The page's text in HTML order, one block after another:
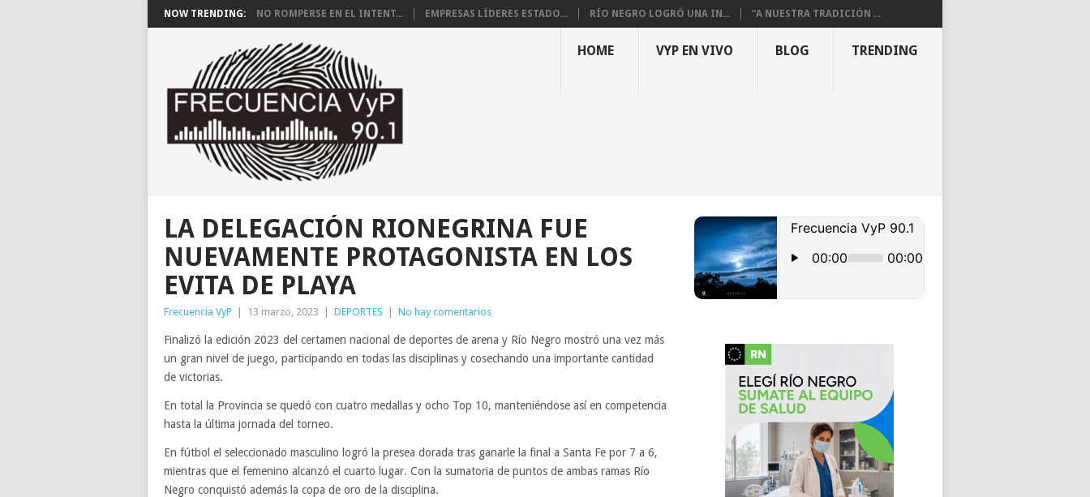
NOW TRENDING: NO ROMPERSE EN EL INTENT... EMPRESAS LÍDERES ESTADO... RÍO NEGRO LOGRÓ UNA IN... “A NUESTRA TRADICIÓN ...
HOME VYP EN VIVO BLOG TRENDING
LA DELEGACIÓN RIONEGRINA FUE
NUEVAMENTE PROTAGONISTA EN LOS
EVITA DE PLAYA
Frecuencia VyP 13 marzo, 2023 DEPORTES No hay comentarios
Finalizó la edición 2023 del certamen nacional de deportes de arena y Río Negro mostró una vez más
un gran nivel de juego, participando en todas las disciplinas y cosechando una importante cantidad
de victorias.
En total la Provincia se quedó con cuatro medallas y ocho Top 10, manteniéndose así en competencia
hasta la última jornada del torneo.
En fútbol el seleccionado masculino logró la presea dorada tras ganarle la final a Santa Fe por 7 a 6,
mientras que el femenino alcanzó el cuarto lugar. Con la sumatoria de puntos de ambas ramas Río
Negro conquistó además la copa de oro de la disciplina.